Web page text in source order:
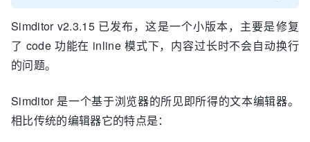
Simditor v2.3.15 已发布，这是一个小版本，主要是修复
了 code 功能在 inline 模式下，内容过长时不会自动换行
的问题。
Simditor 是一个基于浏览器的所见即所得的文本编辑器。
相比传统的编辑器它的特点是：